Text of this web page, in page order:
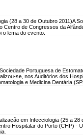
(28 a 30 de Outubro 2011)A
Centro de Congressos da
o lema do evento.
Portuguesa de
se, nos Auditórios dos
e Medicina Dentária
em Infecciologia (25 a 28
Hospitalar do Porto (CHP) -